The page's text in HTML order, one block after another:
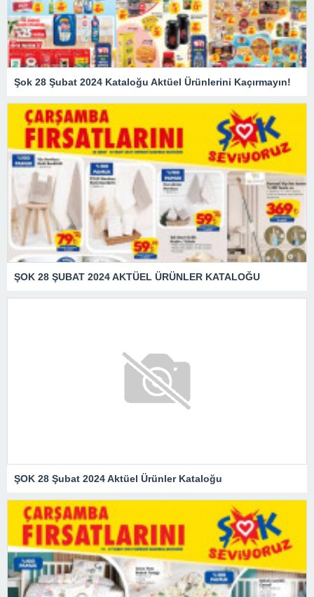
Şok 28 Şubat 2024 Kataloğu Aktüel Ürünlerini Kaçırmayın!
ŞOK 28 ŞUBAT 2024 AKTÜEL ÜRÜNLER KATALOĞU
ŞOK 28 Şubat 2024 Aktüel Ürünler Kataloğu